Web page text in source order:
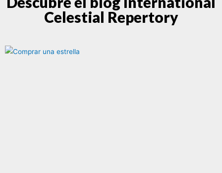
Celestial Repertory